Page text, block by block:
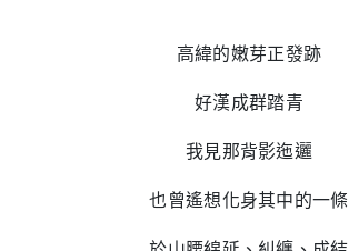
高緯的嫩芽正發跡
好漢成群踏青
我見那背影迤邐
也曾遙想化身其中的一條